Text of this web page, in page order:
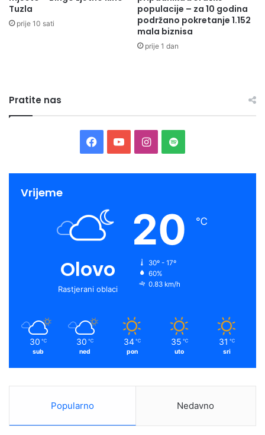
Tuzla
prije 10 sati
populacije – za 10 godina
podržano pokretanje 1.152
mala biznisa
prije 1 dan
Pratite nas
Facebook
YouTubeInstagram
Spotify
Vrijeme
Olovo
Rastjerani oblaci
20 ℃
30º - 17º
60%
0.83 km/h
30 ℃
sub
30 ℃
ned
34 ℃
pon
35 ℃
uto
31 ℃
sri
Popularno Nedavno